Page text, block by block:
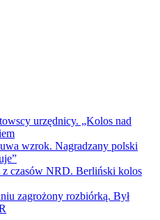
urzędnicy. „Kolos nad
wzrok. Nagradzany polski
czasów NRD. Berliński kolos
zagrożony rozbiórką. Był